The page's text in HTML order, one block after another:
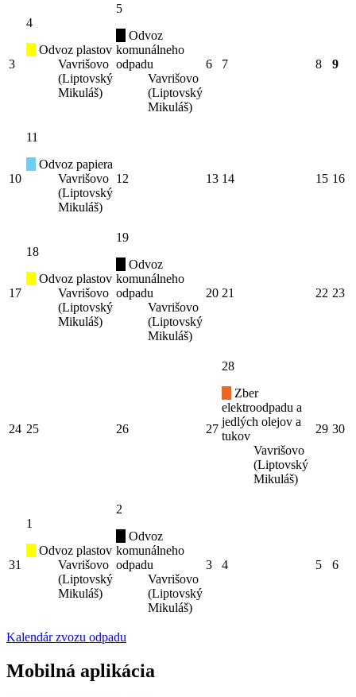
3
4
Odvoz plastov
Vavrišovo
(Liptovský
Mikuláš)
5
Odvoz
komunálneho
odpadu
Vavrišovo
(Liptovský
Mikuláš)
6 7 8 9
10
11
Odvoz papiera
Vavrišovo
(Liptovský
Mikuláš)
12 13 14 15 16
17
18
Odvoz plastov
Vavrišovo
(Liptovský
Mikuláš)
19
Odvoz
komunálneho
odpadu
Vavrišovo
(Liptovský
Mikuláš)
20 21 22 23
24 25 26 27
28
Zber
elektroodpadu a
jedlých olejov a
tukov
Vavrišovo
(Liptovský
Mikuláš)
29 30
31
1
Odvoz plastov
Vavrišovo
(Liptovský
Mikuláš)
2
Odvoz
komunálneho
odpadu
Vavrišovo
(Liptovský
Mikuláš)
3 4 5 6
Kalendár zvozu odpadu
Mobilná aplikácia